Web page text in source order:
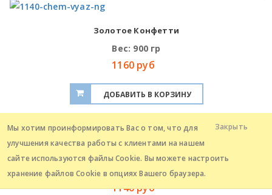
Золотое Конфетти
Вес: 900 гр
1160 руб
Туба Кучеряшки
Вес: 900 гр
1140 руб
Закрыть
Мы хотим проинформировать Вас о том, что для
улучшения качества работы с клиентами на нашем
сайте используются файлы Cookie. Вы можете настроить
хранение файлов Cookie в опциях Вашего браузера.